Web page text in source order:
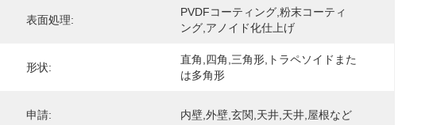
表面処理:
PVDFコーティング,粉末コーティ
ング,アノイド化仕上げ
形状:
直角,四角,三角形,トラペソイドまた
は多角形
申請: 内壁,外壁,玄関,天井,天井,屋根など